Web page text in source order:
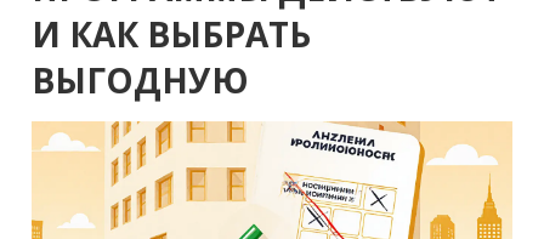
И КАК ВЫБРАТЬ
ВЫГОДНУЮ